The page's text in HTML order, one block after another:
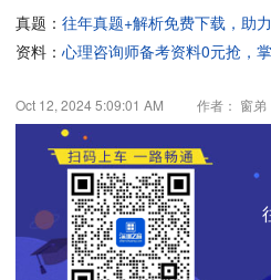
真题： 往年真题+解析免费下载，助
资料： 心理咨询师备考资料0元抢，
Oct 12, 2024 5:09:01 AM 作者： 窗